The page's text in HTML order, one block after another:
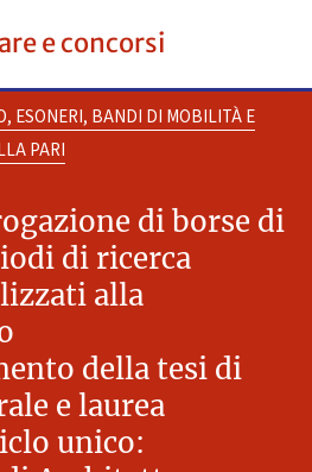
e concorsi
ESONERI, BANDI DI MOBILITÀ E
PARI
di borse di
di ricerca
alla
della tesi di
e laurea
unico: